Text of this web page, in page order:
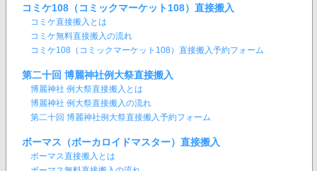
コミケ108（コミックマーケット108）直接搬入
コミケ直接搬入とは
コミケ無料直接搬入の流れ
コミケ108（コミックマーケット108）直接搬入予約フォーム
第二十回 博麗神社例大祭直接搬入
博麗神社 例大祭直接搬入とは
博麗神社 例大祭直接搬入の流れ
第二十回 博麗神社例大祭直接搬入予約フォーム
ボーマス（ボーカロイドマスター）直接搬入
ボーマス直接搬入とは